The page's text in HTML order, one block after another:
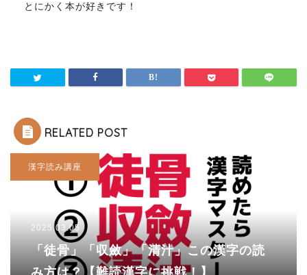
とにかく本が好きです！
RELATED POST
漢字読み講座
2025.03.05
「徒骨」「収斂」「清汁」この漢字の読
み方は？【難読漢字に挑戦！】